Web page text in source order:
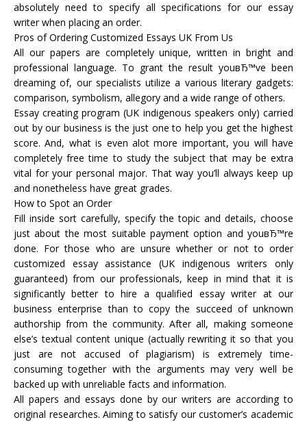
absolutely need to specify all specifications for our essay
writer when placing an order.
Pros of Ordering Customized Essays UK From Us
All our papers are completely unique, written in bright and
professional language. To grant the result youвЂ™ve been
dreaming of, our specialists utilize a various literary gadgets:
comparison, symbolism, allegory and a wide range of others.
Essay creating program (UK indigenous speakers only) carried
out by our business is the just one to help you get the highest
score. And, what is even alot more important, you will have
completely free time to study the subject that may be extra
vital for your personal major. That way you’ll always keep up
and nonetheless have great grades.
How to Spot an Order
Fill inside sort carefully, specify the topic and details, choose
just about the most suitable payment option and youвЂ™re
done. For those who are unsure whether or not to order
customized essay assistance (UK indigenous writers only
guaranteed) from our professionals, keep in mind that it is
significantly better to hire a qualified essay writer at our
business enterprise than to copy the succeed of unknown
authorship from the community. After all, making someone
else’s textual content unique (actually rewriting it so that you
just are not accused of plagiarism) is extremely time-
consuming together with the arguments may very well be
backed up with unreliable facts and information.
All papers and essays done by our writers are according to
original researches. Aiming to satisfy our customer’s academic